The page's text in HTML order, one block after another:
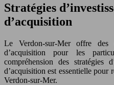
Stratégies
d’acquisition
Le Verdon-sur-Mer offre des
d’acquisition pour les
compréhension des stratégies
d’acquisition est essentielle
Verdon-sur-Mer.